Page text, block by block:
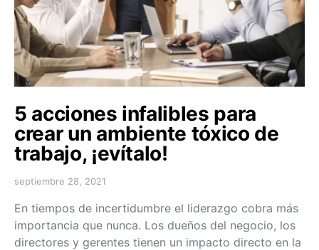
5 acciones infalibles para
crear un ambiente tóxico de
trabajo, ¡evítalo!
septiembre 28, 2021
En tiempos de incertidumbre el liderazgo cobra más
importancia que nunca. Los dueños del negocio, los
directores y gerentes tienen un impacto directo en la